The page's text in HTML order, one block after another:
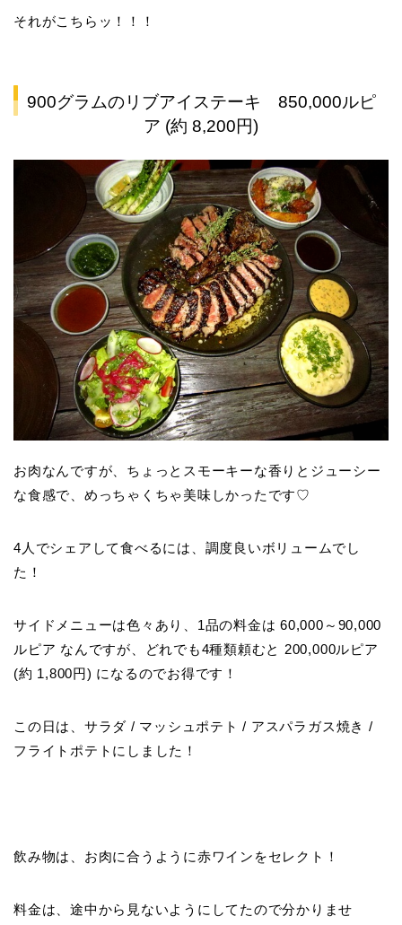
それがこちらッ！！！
900グラムのリブアイステーキ 850,000ルピ
ア (約 8,200円)
お肉なんですが、ちょっとスモーキーな香りとジューシー
な食感で、めっちゃくちゃ美味しかったです♡
4人でシェアして食べるには、調度良いボリュームでし
た！
サイドメニューは色々あり、1品の料金は 60,000～90,000
ルピア なんですが、どれでも4種類頼むと 200,000ルピア
(約 1,800円) になるのでお得です！
この日は、サラダ / マッシュポテト / アスパラガス焼き /
フライトポテトにしました！
飲み物は、お肉に合うように赤ワインをセレクト！
料金は、途中から見ないようにしてたので分かりませ